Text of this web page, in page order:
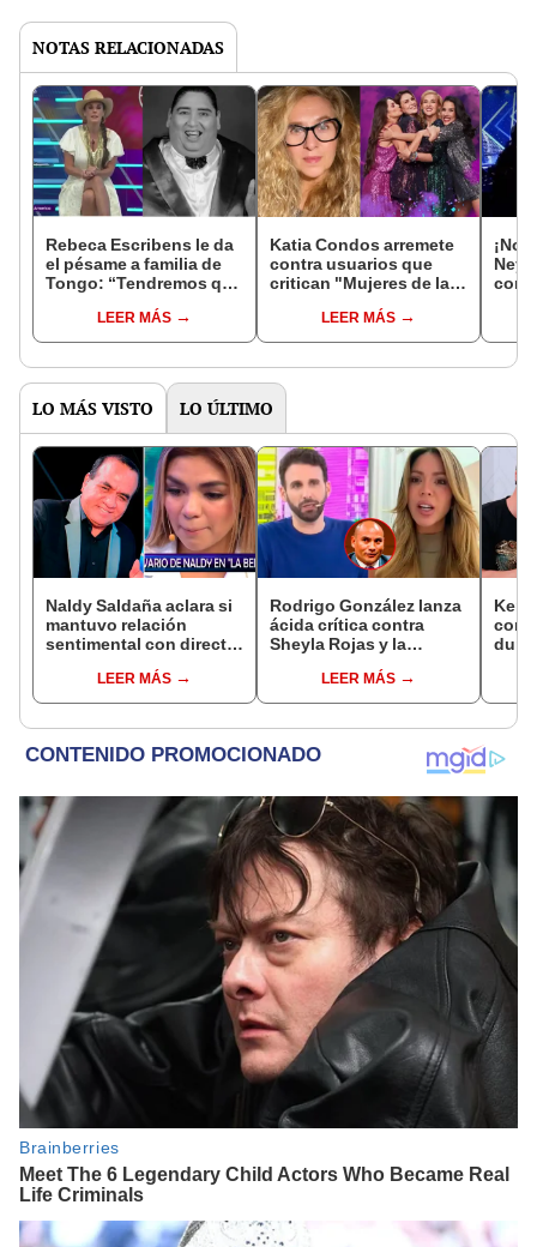
NOTAS RELACIONADAS
Rebeca Escribens le da
el pésame a familia de
Tongo: “Tendremos que
el dolor”LEER MÁS
Katia Condos arremete
contra usuarios que
critican "Mujeres de la
cambia”LEER MÁS
¡No
LO MÁS VISTO LO ÚLTIMO
Naldy Saldaña aclara si
mantuvo relación
sentimental con director
denunciarlo por
tocamientos: “Me
LEER MÁS
Rodrigo González lanza
ácida crítica contra
Sheyla Rojas y la
relación con su hijo: "Te
has dedicado a buscar
LEER MÁS
dura